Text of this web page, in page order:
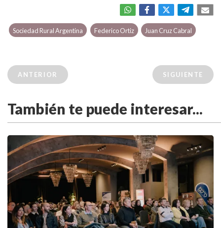
Sociedad Rural Argentina Federico Ortiz Juan Cruz Cabral
ANTERIOR SIGUIENTE
También te puede interesar...